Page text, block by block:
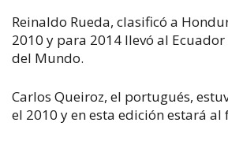
Reinaldo Rueda, clasificó a
2010 y para 2014 llevó al
del Mundo.
Carlos Queiroz, el portugués,
el 2010 y en esta edición estará al